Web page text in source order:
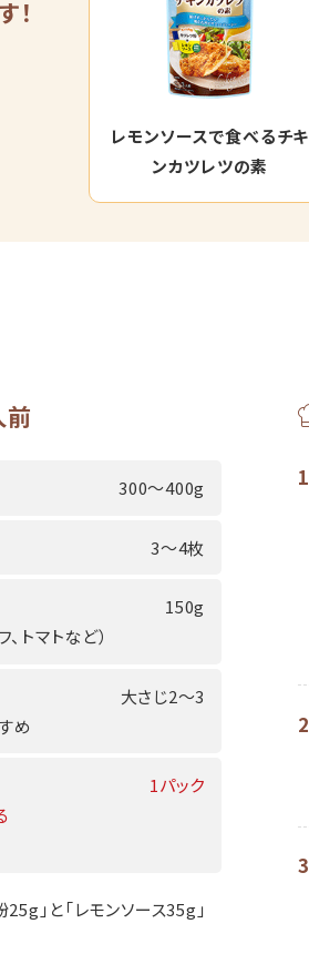
！
レモンソースで食べるチキ
ンカツレツの素
前
300～400g
3～4枚
、トマトなど）
150g
め
大さじ2～3
1パック
」と「レモンソース35g」
1
2
3